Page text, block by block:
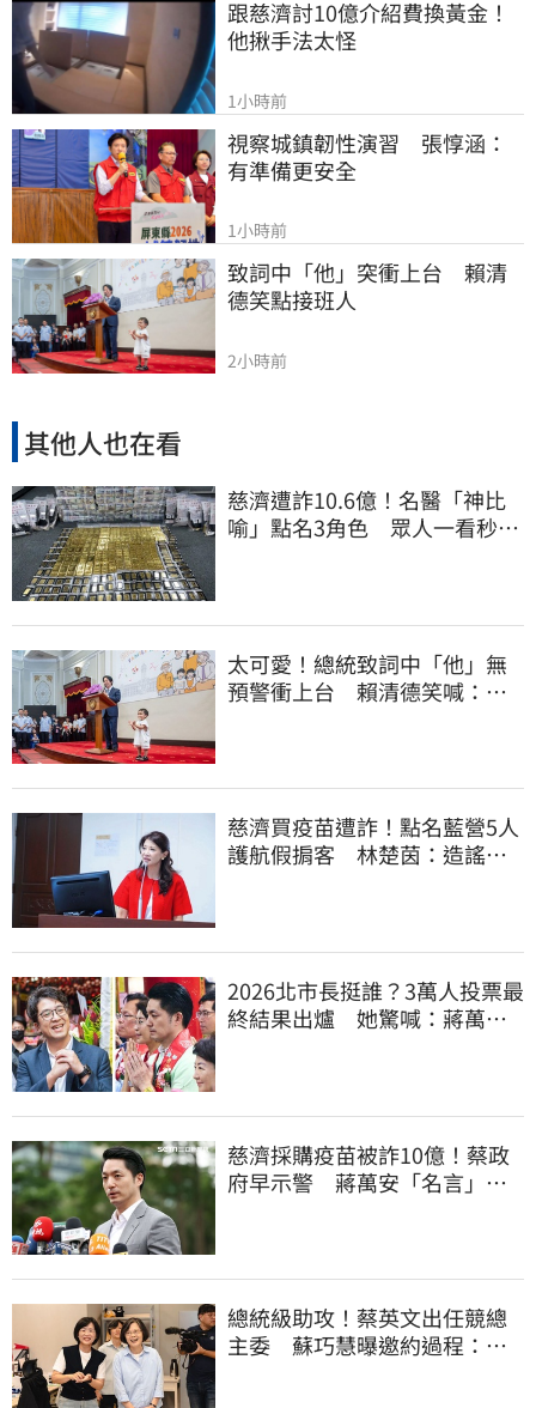
跟慈濟討10億介紹費換黃金！
他揪手法太怪
1小時前
視察城鎮韌性演習　張惇涵：
有準備更安全
1小時前
致詞中「他」突衝上台　賴清
德笑點接班人
2小時前
其他人也在看
慈濟遭詐10.6億！名醫「神比
喻」點名3角色 眾人一看秒懂
太可愛！總統致詞中「他」無
預警衝上台 賴清德笑喊：卸
慈濟買疫苗遭詐！點名藍營5人
護航假掮客 林楚茵：造謠政
2026北市長挺誰？3萬人投票最
終結果出爐 她驚喊：蔣萬安
慈濟採購疫苗被詐10億！蔡政
府早示警 蔣萬安「名言」翻
總統級助攻！蔡英文出任競總
主委 蘇巧慧曝邀約過程：她